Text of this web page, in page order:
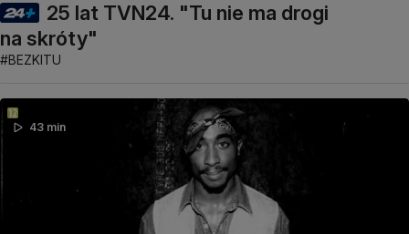
25 lat TVN24. "Tu nie ma drogi
na skróty"
#BEZKITU
43 min